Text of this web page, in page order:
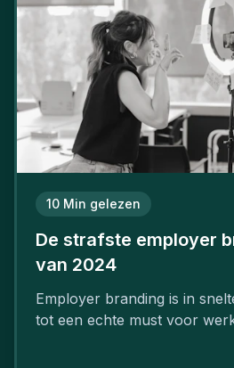
10 Min gelezen
De strafste employer
van 2024
Employer branding is in
tot een echte must voor